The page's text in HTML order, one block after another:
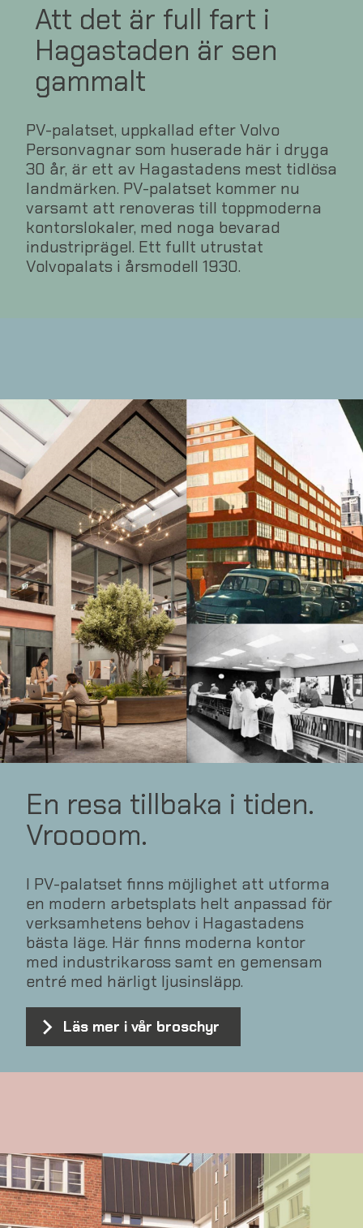
Att det är full fart i
Hagastaden är sen
gammalt
PV-palatset, uppkallad efter Volvo
Personvagnar som huserade här i dryga
30 år, är ett av Hagastadens mest tidlösa
landmärken. PV-palatset kommer nu
varsamt att renoveras till toppmoderna
kontorslokaler, med noga bevarad
industriprägel. Ett fullt utrustat
Volvopalats i årsmodell 1930.
En resa tillbaka i tiden.
Vroooom.
I PV-palatset finns möjlighet att utforma
en modern arbetsplats helt anpassad för
verksamhetens behov i Hagastadens
bästa läge. Här finns moderna kontor
med industrikaross samt en gemensam
entré med härligt ljusinsläpp.
Läs mer i vår broschyr